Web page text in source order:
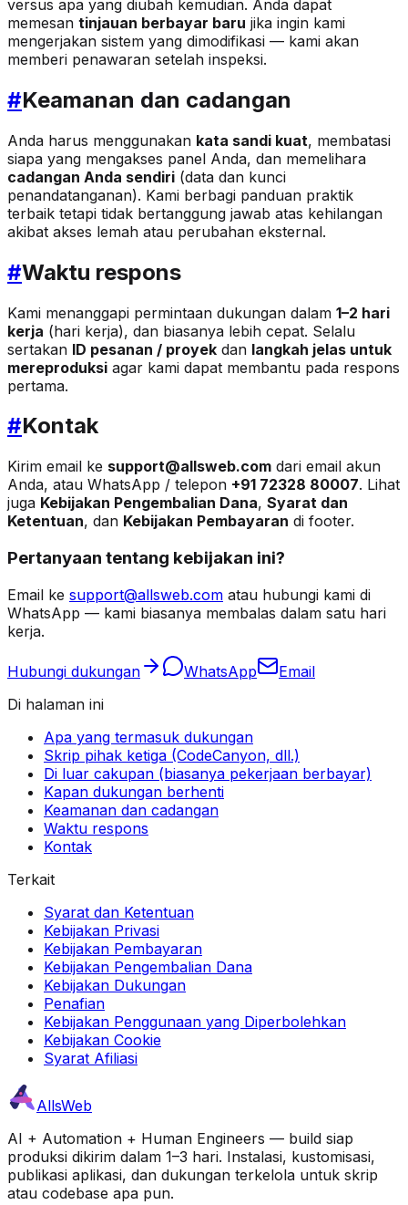
versus apa yang diubah kemudian. Anda dapat
memesan tinjauan berbayar baru jika ingin kami
mengerjakan sistem yang dimodifikasi — kami akan
memberi penawaran setelah inspeksi.
#Keamanan dan cadangan
Anda harus menggunakan kata sandi kuat, membatasi
siapa yang mengakses panel Anda, dan memelihara
cadangan Anda sendiri (data dan kunci
penandatanganan). Kami berbagi panduan praktik
terbaik tetapi tidak bertanggung jawab atas kehilangan
akibat akses lemah atau perubahan eksternal.
#Waktu respons
Kami menanggapi permintaan dukungan dalam 1–2 hari
kerja (hari kerja), dan biasanya lebih cepat. Selalu
sertakan ID pesanan / proyek dan langkah jelas untuk
mereproduksi agar kami dapat membantu pada respons
pertama.
#Kontak
Kirim email ke support@allsweb.com dari email akun
Anda, atau WhatsApp / telepon +91 72328 80007. Lihat
juga Kebijakan Pengembalian Dana, Syarat dan
Ketentuan, dan Kebijakan Pembayaran di footer.
Pertanyaan tentang kebijakan ini?
Email ke support@allsweb.com atau hubungi kami di
WhatsApp — kami biasanya membalas dalam satu hari
kerja.
Hubungi dukungan WhatsApp
Email
Di halaman ini
Apa yang termasuk dukungan
Skrip pihak ketiga (CodeCanyon, dll.)
Di luar cakupan (biasanya pekerjaan berbayar)
Kapan dukungan berhenti
Keamanan dan cadangan
Waktu respons
Kontak
Terkait
Syarat dan Ketentuan
Kebijakan Privasi
Kebijakan Pembayaran
Kebijakan Pengembalian Dana
Kebijakan Dukungan
Penafian
Kebijakan Penggunaan yang Diperbolehkan
Kebijakan Cookie
Syarat Afiliasi
AllsWeb
AI + Automation + Human Engineers — build siap
produksi dikirim dalam 1–3 hari. Instalasi, kustomisasi,
publikasi aplikasi, dan dukungan terkelola untuk skrip
atau codebase apa pun.